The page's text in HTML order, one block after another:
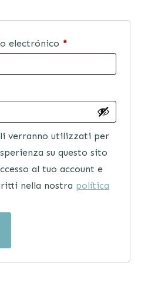
electrónico *
verranno utilizzati per
su questo sito
al tuo account e
nella nostra política